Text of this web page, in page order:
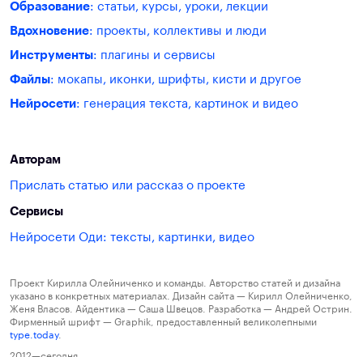
Образование: статьи, курсы, уроки, лекции
Вдохновение: проекты, коллективы и люди
Инструменты: плагины и сервисы
Файлы: мокапы, иконки, шрифты, кисти и другое
Нейросети: генерация текста, картинок и видео
Авторам
Прислать статью или рассказ о проекте
Сервисы
Нейросети Оди: тексты, картинки, видео
Проект Кирилла Олейниченко и команды. Авторство статей и дизайна
указано в конкретных материалах. Дизайн сайта — Кирилл Олейниченко,
Женя Власов. Айдентика — Саша Швецов. Разработка — Андрей Острин.
Фирменный шрифт — Graphik, предоставленный великолепными
type.today.